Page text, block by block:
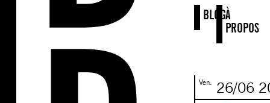
BLOGÀ
PROPOS
Ven. 26/06